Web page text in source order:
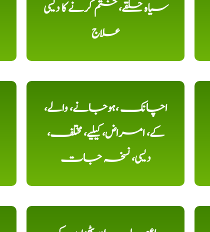
سیاہ حلقے، ختم کرنے کا دیسی
علاج
اچانک ،ہوجانے، والے،
کے، امراض، کیلیے، مختلف،
دیسی، نسخہ جات